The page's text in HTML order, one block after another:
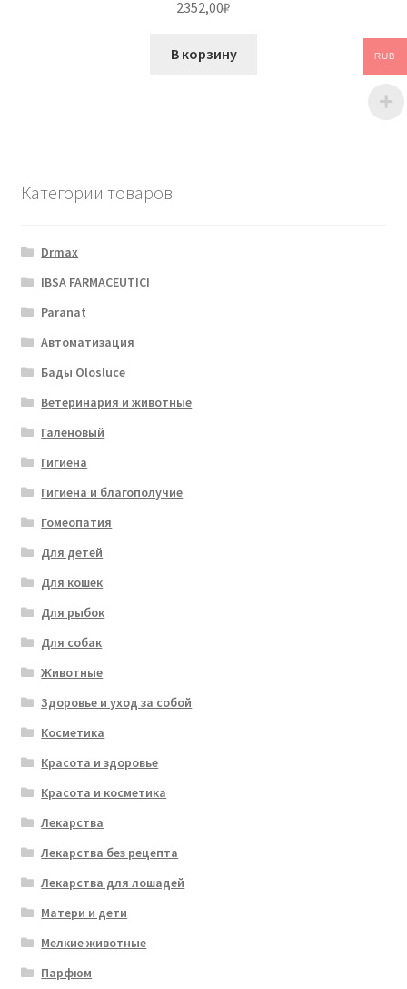
2352,00₽
В корзину
Категории товаров
Drmax
IBSA FARMACEUTICI
Paranat
Автоматизация
Бады Olosluce
Ветеринария и животные
Галеновый
Гигиена
Гигиена и благополучие
Гомеопатия
Для детей
Для кошек
Для рыбок
Для собак
Животные
Здоровье и уход за собой
Косметика
Красота и здоровье
Красота и косметика
Лекарства
Лекарства без рецепта
Лекарства для лошадей
Матери и дети
Мелкие животные
Парфюм
RUB